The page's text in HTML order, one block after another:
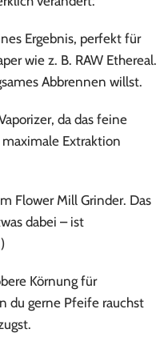
Ergebnis, perfekt für
wie z. B. RAW Ethereal.
Abbrennen willst.
da das feine
Extraktion
Flower Mill Grinder. Das
dabei – ist
Körnung für
du gerne Pfeife rauchst